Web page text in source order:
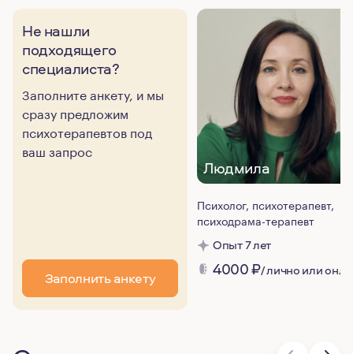
Не нашли
подходящего
специалиста?
Заполните анкету, и мы
сразу предложим
психотерапевтов под
ваш запрос
Заполнить анкету
Людмила
Психолог, психотерапевт,
психодрама-терапевт
Опыт 7 лет
4000₽/ лично или